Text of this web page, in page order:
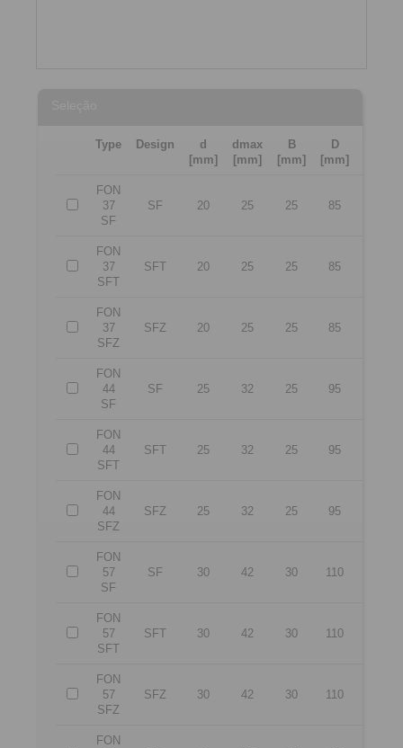
Type Design
d
[mm]
dmax
[mm]
B
[mm]
D
[mm]
FON
37
SF
SF 20 25 25 85
FON
37
SFT
SFT 20 25 25 85
FON
37
SFZ
SFZ 20 25 25 85
FON
44
SF
SF 25 32 25 95
FON
44
SFT
SFT 25 32 25 95
FON
44
SFZ
SFZ 25 32 25 95
FON
57
SF
SF 30 42 30 110
FON
57
SFT
SFT 30 42 30 110
FON
57
SFZ
SFZ 30 42 30 110
FON